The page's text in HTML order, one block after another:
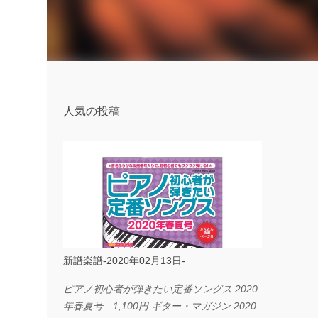
人気の投稿
新譜楽譜-2020年02月13日-
ピアノ初心者が弾きたい定番ソングス 2020
年春夏号 1,100円 ギター・マガジン 2020